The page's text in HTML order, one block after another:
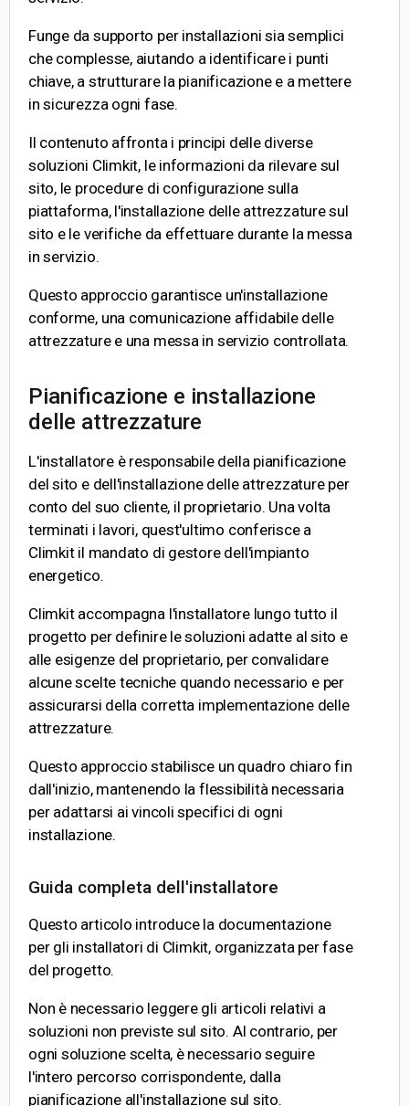
Funge da supporto per installazioni sia semplici
che complesse, aiutando a identificare i punti
chiave, a strutturare la pianificazione e a mettere
in sicurezza ogni fase.
Il contenuto affronta i principi delle diverse
soluzioni Climkit, le informazioni da rilevare sul
sito, le procedure di configurazione sulla
piattaforma, l'installazione delle attrezzature sul
sito e le verifiche da effettuare durante la messa
in servizio.
Questo approccio garantisce un'installazione
conforme, una comunicazione affidabile delle
attrezzature e una messa in servizio controllata.
Pianificazione e installazione
delle attrezzature
L'installatore è responsabile della pianificazione
del sito e dell'installazione delle attrezzature per
conto del suo cliente, il proprietario. Una volta
terminati i lavori, quest'ultimo conferisce a
Climkit il mandato di gestore dell'impianto
energetico.
Climkit accompagna l'installatore lungo tutto il
progetto per definire le soluzioni adatte al sito e
alle esigenze del proprietario, per convalidare
alcune scelte tecniche quando necessario e per
assicurarsi della corretta implementazione delle
attrezzature.
Questo approccio stabilisce un quadro chiaro fin
dall'inizio, mantenendo la flessibilità necessaria
per adattarsi ai vincoli specifici di ogni
installazione.
Guida completa dell'installatore
Questo articolo introduce la documentazione
per gli installatori di Climkit, organizzata per fase
del progetto.
Non è necessario leggere gli articoli relativi a
soluzioni non previste sul sito. Al contrario, per
ogni soluzione scelta, è necessario seguire
l'intero percorso corrispondente, dalla
pianificazione all'installazione sul sito.